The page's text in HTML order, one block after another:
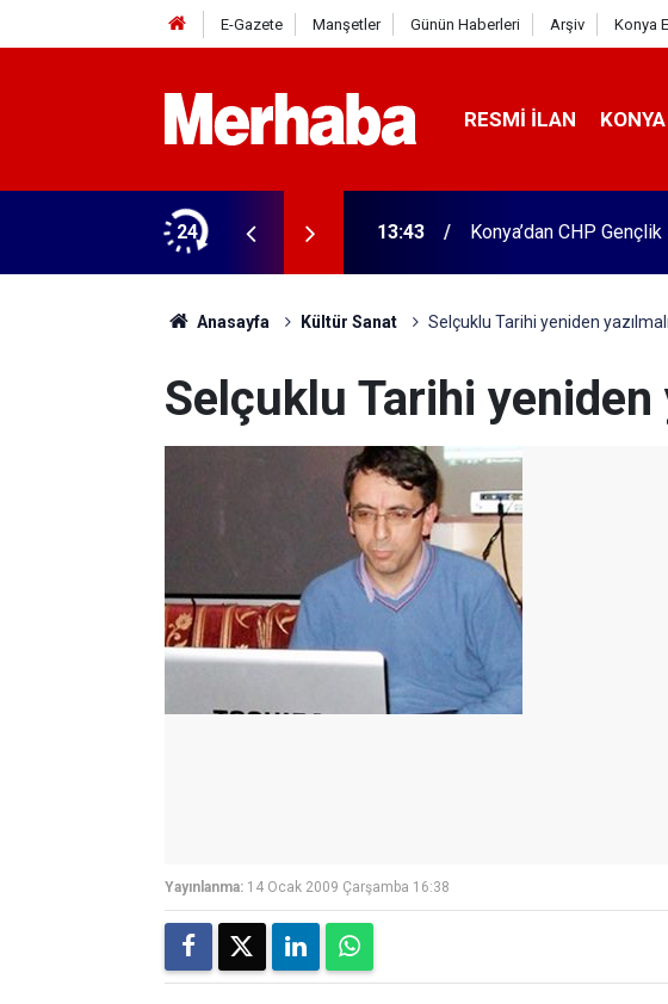
E-Gazete Manşetler Günün Haberleri Arşiv Konya
RESMI İLAN
24 13:36 Konya'da kiraz üreticisi
Anasayfa Kültür Sanat Selçuklu Tarihi yeniden yazılmalı
Selçuklu Tarihi yeniden
Yayınlanma: 14 Ocak 2009 Çarşamba 16:38